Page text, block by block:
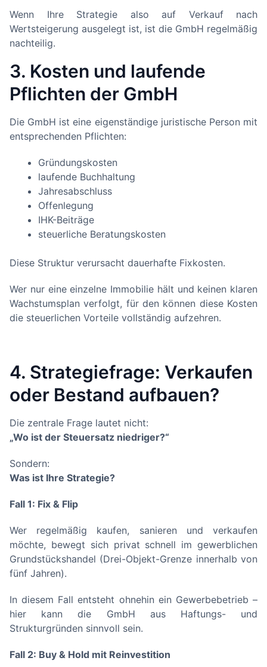
Wenn Ihre Strategie also auf Verkauf nach
Wertsteigerung ausgelegt ist, ist die GmbH regelmäßig
nachteilig.
3. Kosten und laufende
Pflichten der GmbH
Die GmbH ist eine eigenständige juristische Person mit
entsprechenden Pflichten:
Gründungskosten
laufende Buchhaltung
Jahresabschluss
Offenlegung
IHK-Beiträge
steuerliche Beratungskosten
Diese Struktur verursacht dauerhafte Fixkosten.
Wer nur eine einzelne Immobilie hält und keinen klaren
Wachstumsplan verfolgt, für den können diese Kosten
die steuerlichen Vorteile vollständig aufzehren.
4. Strategiefrage: Verkaufen
oder Bestand aufbauen?
Die zentrale Frage lautet nicht:
„Wo ist der Steuersatz niedriger?“
Sondern:
Was ist Ihre Strategie?
Fall 1: Fix & Flip
Wer regelmäßig kaufen, sanieren und verkaufen
möchte, bewegt sich privat schnell im gewerblichen
Grundstückshandel (Drei-Objekt-Grenze innerhalb von
fünf Jahren).
In diesem Fall entsteht ohnehin ein Gewerbebetrieb –
hier kann die GmbH aus Haftungs- und
Strukturgründen sinnvoll sein.
Fall 2: Buy & Hold mit Reinvestition